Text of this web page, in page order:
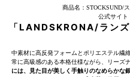
商品名：STOCKSUND/
公式サイト
「LANDSKRONA/ラン
中素材に高反発フォームとポリエステル繊
常に高級感のある本格仕様ながら、リーズ
には、見た目が美しく手触りのなめらかな